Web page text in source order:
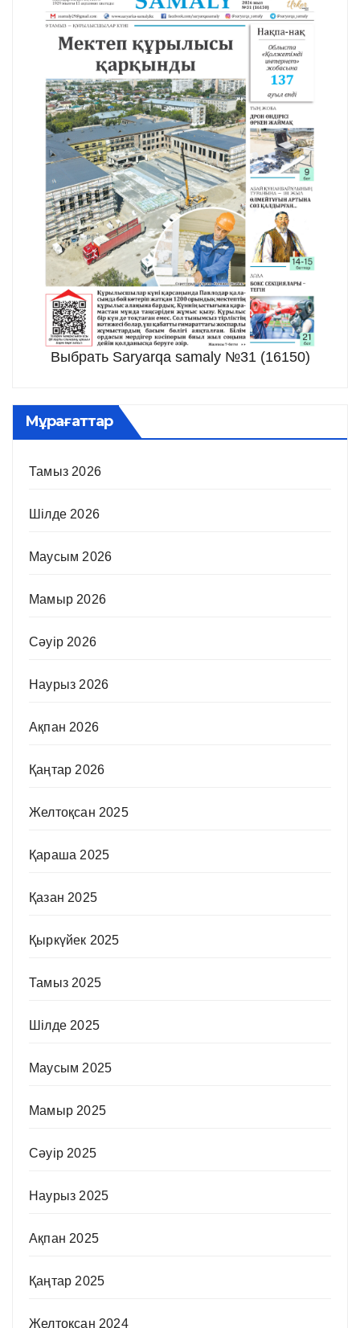
Выбрать Saryarqa samaly №31 (16150)
Мұрағаттар
Тамыз 2026
Шілде 2026
Маусым 2026
Мамыр 2026
Сәуір 2026
Наурыз 2026
Ақпан 2026
Қаңтар 2026
Желтоқсан 2025
Қараша 2025
Қазан 2025
Қыркүйек 2025
Тамыз 2025
Шілде 2025
Маусым 2025
Мамыр 2025
Сәуір 2025
Наурыз 2025
Ақпан 2025
Қаңтар 2025
Желтоқсан 2024